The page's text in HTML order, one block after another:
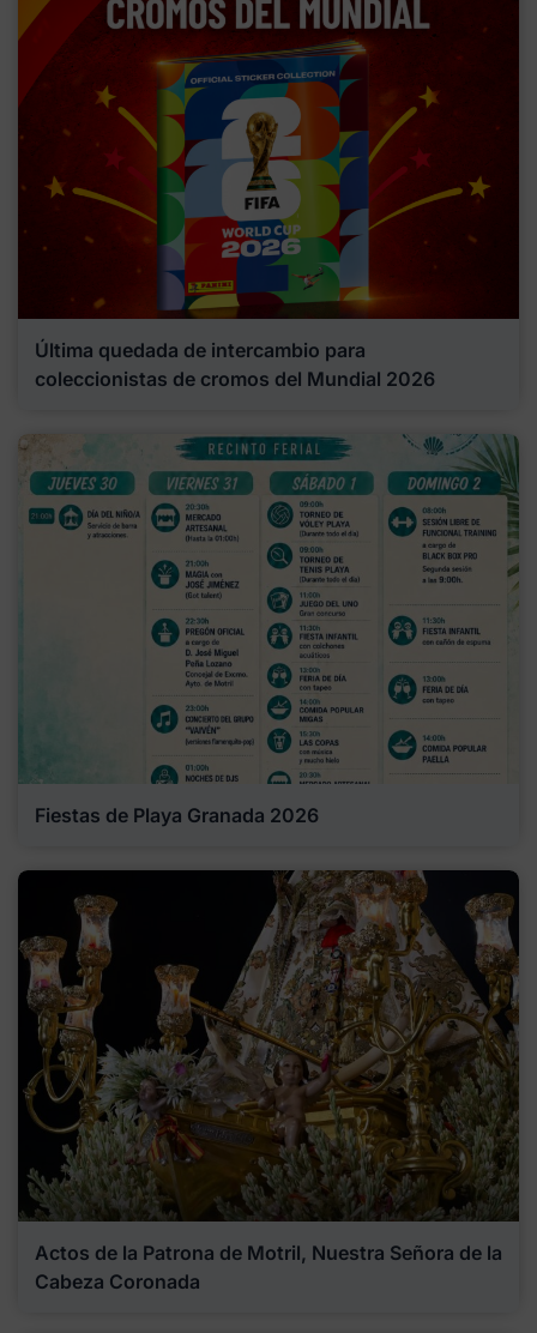
Última quedada de intercambio para
coleccionistas de cromos del Mundial 2026
Fiestas de Playa Granada 2026
Actos de la Patrona de Motril, Nuestra Señora de la
Cabeza Coronada